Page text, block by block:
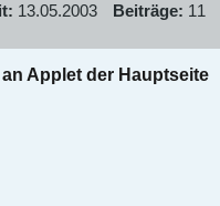
13.05.2003 Beiträge: 11
Applet der Hauptseite